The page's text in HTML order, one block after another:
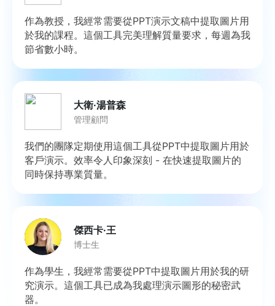
作為教授，我經常需要從PPT演示文稿中提取圖片用
於我的課程。這個工具完美理解質量要求，每週為我
節省數小時。
大衛·湯普森
管理顧問
我們的團隊定期使用這個工具從PPT中提取圖片用於
客戶演示。效率令人印象深刻 - 在快速提取圖片的
同時保持專業質量。
傑西卡·王
博士生
作為學生，我經常需要從PPT中提取圖片用於我的研
究演示。這個工具已成為我處理演示圖形的秘密武
器。